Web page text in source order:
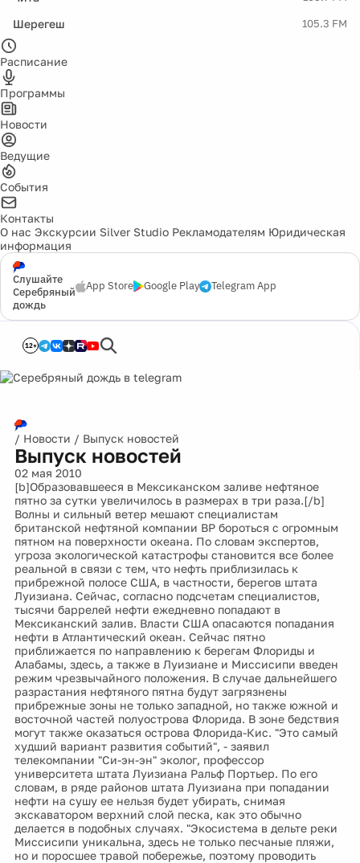
Шерегеш 105.3 FM
Расписание
Программы
Новости
Ведущие
События
Контакты
О нас Экскурсии Silver Studio Рекламодателям Юридическая
информация
Слушайте
Серебряный
дождь
App Store Google Play Telegram App
12+
/ Новости / Выпуск новостей
Выпуск новостей
02 мая 2010
[b]Образовавшееся в Мексиканском заливе нефтяное
пятно за сутки увеличилось в размерах в три раза.[/b]
Волны и сильный ветер мешают специалистам
британской нефтяной компании BP бороться с огромным
пятном на поверхности океана. По словам экспертов,
угроза экологической катастрофы становится все более
реальной в связи с тем, что нефть приблизилась к
прибрежной полосе США, в частности, берегов штата
Луизиана. Сейчас, согласно подсчетам специалистов,
тысячи баррелей нефти ежедневно попадают в
Мексиканский залив. Власти США опасаются попадания
нефти в Атлантический океан. Сейчас пятно
приближается по направлению к берегам Флориды и
Алабамы, здесь, а также в Луизиане и Миссисипи введен
режим чрезвычайного положения. В случае дальнейшего
разрастания нефтяного пятна будут загрязнены
прибрежные зоны не только западной, но также южной и
восточной частей полуострова Флорида. В зоне бедствия
могут также оказаться острова Флорида-Кис. "Это самый
худший вариант развития событий", - заявил
телекомпании "Си-эн-эн" эколог, профессор
университета штата Луизиана Ральф Портьер. По его
словам, в ряде районов штата Луизиана при попадании
нефти на сушу ее нельзя будет убирать, снимая
экскаватором верхний слой песка, как это обычно
делается в подобных случаях. "Экосистема в дельте реки
Миссисипи уникальна, здесь не только песчаные пляжи,
но и поросшее травой побережье, поэтому проводить